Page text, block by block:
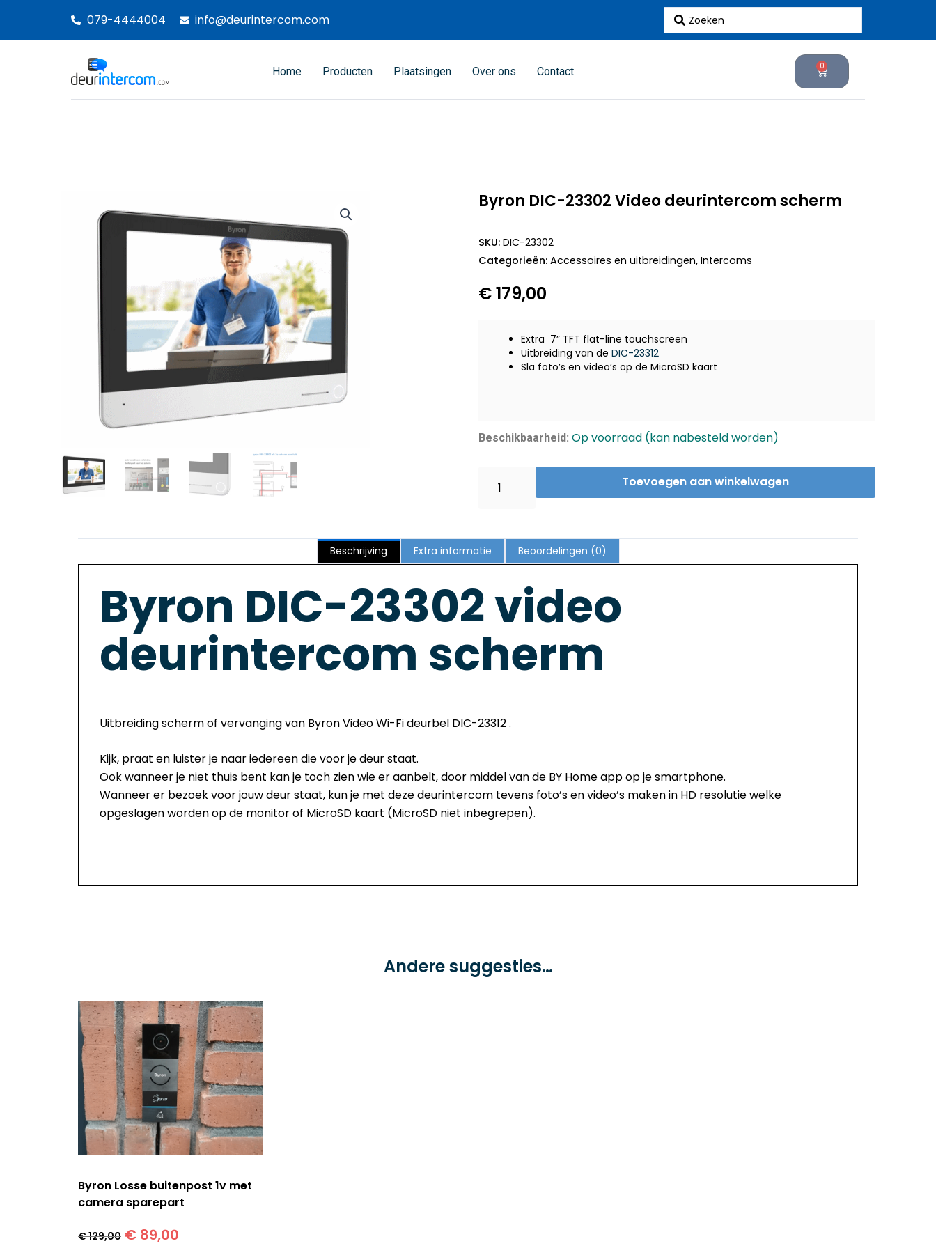
de
079-4444004 info@deurintercom.com
Search
...
Home Producten Plaatsingen Over ons Contact 0 Cart
Byron DIC-23302 Video deurintercom scherm
SKU: DIC-23302
Categorieën: Accessoires en uitbreidingen, Intercoms
€179,00
Extra 7” TFT flat-line touchscreen
Uitbreiding van de DIC-23312
Sla foto’s en video’s op de MicroSD kaart
Beschikbaarheid: Op voorraad (kan nabesteld worden)
Video
deurintercom
hoeveelheid
Toevoegen aan winkelwagen
Beschrijving Extra informatie Beoordelingen (0)
Byron DIC-23302 video
deurintercom scherm
Uitbreiding scherm of vervanging van Byron Video Wi-Fi deurbel DIC-23312 .
Kijk, praat en luister je naar iedereen die voor je deur staat.
Ook wanneer je niet thuis bent kan je toch zien wie er aanbelt, door middel van de BY Home app op je smartphone.
Wanneer er bezoek voor jouw deur staat, kun je met deze deurintercom tevens foto’s en video’s maken in HD resolutie welke
opgeslagen worden op de monitor of MicroSD kaart (MicroSD niet inbegrepen).
Andere suggesties…
Byron Losse buitenpost 1v met
camera sparepart
€129,00 Oorspronkelijke
€ 89,00